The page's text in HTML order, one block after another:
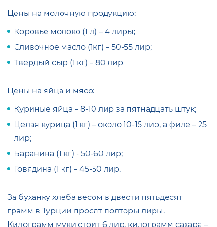
Цены на молочную продукцию:
Коровье молоко (1 л) – 4 лиры;
Сливочное масло (1кг) – 50-55 лир;
Твердый сыр (1 кг) – 80 лир.
Цены на яйца и мясо:
Куриные яйца – 8-10 лир за пятнадцать штук;
Целая курица (1 кг) – около 10-15 лир, а филе – 25
лир;
Баранина (1 кг) - 50-60 лир;
Говядина (1 кг) – 45-50 лир.
За буханку хлеба весом в двести пятьдесят
грамм в Турции просят полторы лиры.
Килограмм муки стоит 6 лир, килограмм сахара –